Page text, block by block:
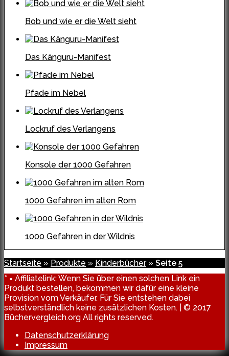
Bob und wie er die Welt sieht
Das Känguru-Manifest
Pfade im Nebel
Lockruf des Verlangens
Konsole der 1000 Gefahren
1000 Gefahren im alten Rom
1000 Gefahren in der Wildnis
Startseite » Produkte » Kinderbücher» Seite 5
* = Affiliatelink: Wenn Sie über einen solchen Link ein
Produkt bestellen, bekommen wir dafür eine kleine
Provision vom Verkäufer. Für Sie entstehen dabei
selbstverständlich keine zusätzlichen Kosten. | © 2017
Büchervergleich.org All rights reserved.
Datenschutzerklärung
Impressum